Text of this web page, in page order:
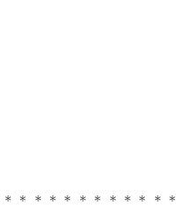
＊＊＊＊＊＊＊＊＊＊＊